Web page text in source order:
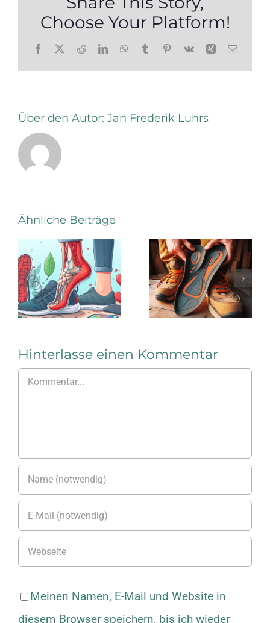
Choose Your Platform!
Facebook
X RedditLinkedInWhatsApp
TumblrPinterest
Vk Xing E-
Über den Autor: Jan Frederik Lührs
Ähnliche Beiträge
Die
Vorzüge
einer
sensomotorischen
Einlage
des Fuß-
durch
Einlagen
Hinterlasse einen Kommentar
Kommentar
Meinen Namen, E-Mail und Website in
diesem Browser speichern, bis ich wieder